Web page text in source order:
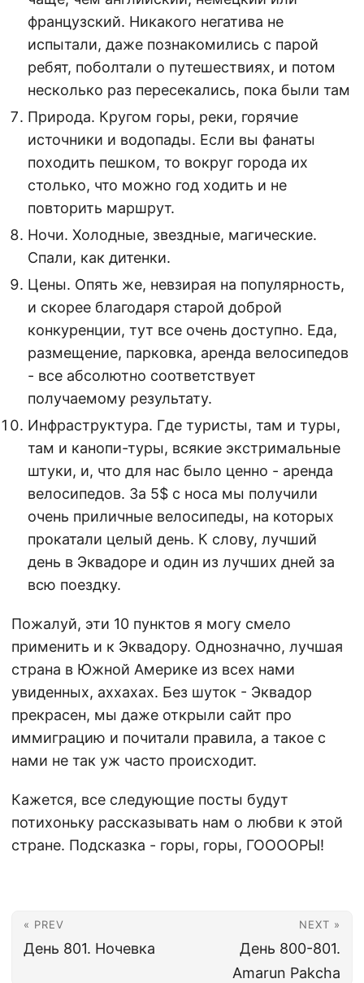
французский. Никакого негатива не
испытали, даже познакомились с парой
ребят, поболтали о путешествиях, и потом
несколько раз пересекались, пока были там
Природа. Кругом горы, реки, горячие
источники и водопады. Если вы фанаты
походить пешком, то вокруг города их
столько, что можно год ходить и не
повторить маршрут.
Ночи. Холодные, звездные, магические.
Спали, как дитенки.
Цены. Опять же, невзирая на популярность,
и скорее благодаря старой доброй
конкуренции, тут все очень доступно. Еда,
размещение, парковка, аренда велосипедов
- все абсолютно соответствует
получаемому результату.
Инфраструктура. Где туристы, там и туры,
там и канопи-туры, всякие экстримальные
штуки, и, что для нас было ценно - аренда
велосипедов. За 5$ с носа мы получили
очень приличные велосипеды, на которых
прокатали целый день. К слову, лучший
день в Эквадоре и один из лучших дней за
всю поездку.
Пожалуй, эти 10 пунктов я могу смело
применить и к Эквадору. Однозначно, лучшая
страна в Южной Америке из всех нами
увиденных, аххахах. Без шуток - Эквадор
прекрасен, мы даже открыли сайт про
иммиграцию и почитали правила, а такое с
нами не так уж часто происходит.
Кажется, все следующие посты будут
потихоньку рассказывать нам о любви к этой
стране. Подсказка - горы, горы, ГООООРЫ!
« PREV
День 801. Ночевка
NEXT »
День 800-801.
Amarun Pakcha